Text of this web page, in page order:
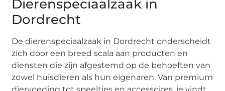
Dierenspeciaalzaak in
Dordrecht
De dierenspeciaalzaak in Dordrecht onderscheidt
zich door een breed scala aan producten en
diensten die zijn afgestemd op de behoeften van
zowel huisdieren als hun eigenaren. Van premium